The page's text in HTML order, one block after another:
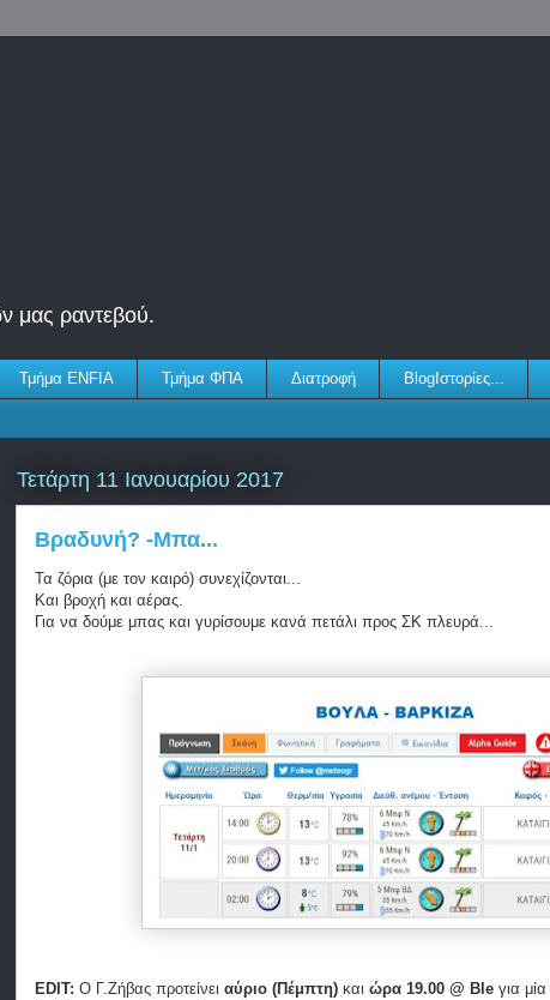
μας ραντεβού.
Τμήμα ENFIA Τμήμα ΦΠΑ Διατροφή BlogΙστορίες...
Τετάρτη 11 Ιανουαρίου 2017
Βραδυνή? -Μπα...
Τα ζόρια (με τον καιρό) συνεχίζονται...
Και βροχή και αέρας.
Για να δούμε μπας και γυρίσουμε κανά πετάλι προς ΣΚ πλευρά...
EDIT: Ο Γ.Ζήβας προτείνει αύριο (Πέμπτη) και ώρα 19.00 @ Ble για μία